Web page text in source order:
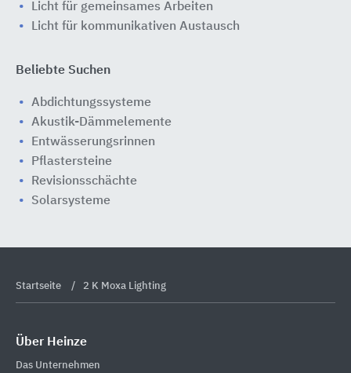
Licht für gemeinsames Arbeiten
Licht für kommunikativen Austausch
Beliebte Suchen
Abdichtungssysteme
Akustik-Dämmelemente
Entwässerungsrinnen
Pflastersteine
Revisionsschächte
Solarsysteme
Startseite 2 K Moxa Lighting
Über Heinze
Das Unternehmen